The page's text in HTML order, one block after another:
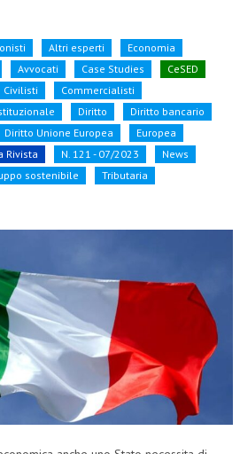
AL 2022)
Altri esperti
Economia
Avvocati Case Studies
CeSED
Civilisti
Commercialisti
Diritto
Diritto bancario
Diritto Unione Europea
Europea
Rivista N. 121 - 07/2023
News
sostenibile Tributaria